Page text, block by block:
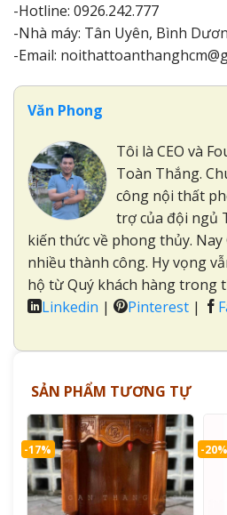
-Hotline: 0926.242.777
-Nhà máy: Tân Uyên, Bình
-Email:
Văn Phong
Tôi là CEO và
Toàn Thắng.
công nội thất
trợ của đội ngủ
kiến thức về phong thủy.
nhiều thành công. Hy vọng
hộ từ Quý khách hàng trong
Linkedin | Pinterest |
SẢN PHẨM TƯƠNG TỰ
-17% -20%